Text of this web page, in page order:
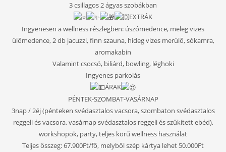
3 csillagos 2 ágyas szobákban
EXTRÁK
Ingyenesen a wellness részlegben: úszómedence, meleg vizes
ülőmedence, 2 db jacuzzi, finn szauna, hideg vizes merülő, sókamra,
aromakabin
Valamint csocsó, biliárd, bowling, léghoki
Ingyenes parkolás
ÁRAK
PÉNTEK-SZOMBAT-VASÁRNAP
3nap / 2éj (pénteken svédasztalos vacsora, szombaton svédasztalos
reggeli és vacsora, vasárnap svédasztalos reggeli és szűkített ebéd),
workshopok, party, teljes körű wellness használat
Teljes összeg: 67.900Ft/fő, melyből szép kártya lehet 50.000Ft